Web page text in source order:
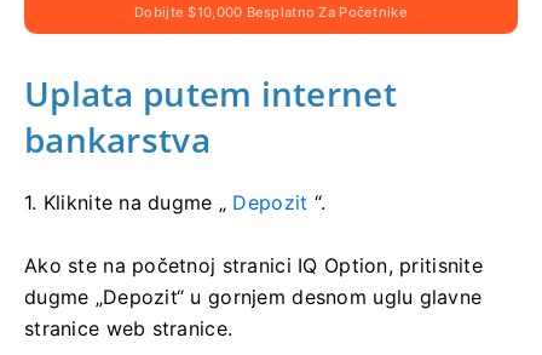
Dobijte $10,000 Besplatno Za Početnike
Uplata putem internet
bankarstva
1. Kliknite na dugme „ Depozit “.
Ako ste na početnoj stranici IQ Option, pritisnite
dugme „Depozit“ u gornjem desnom uglu glavne
stranice web stranice.